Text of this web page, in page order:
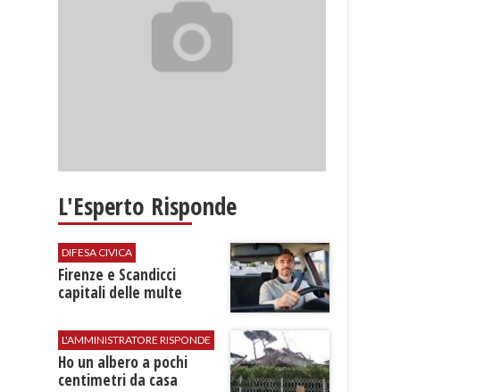
L'Esperto Risponde
DIFESA CIVICA
Firenze e Scandicci
capitali delle multe
L'AMMINISTRATORE RISPONDE
Ho un albero a pochi
centimetri da casa